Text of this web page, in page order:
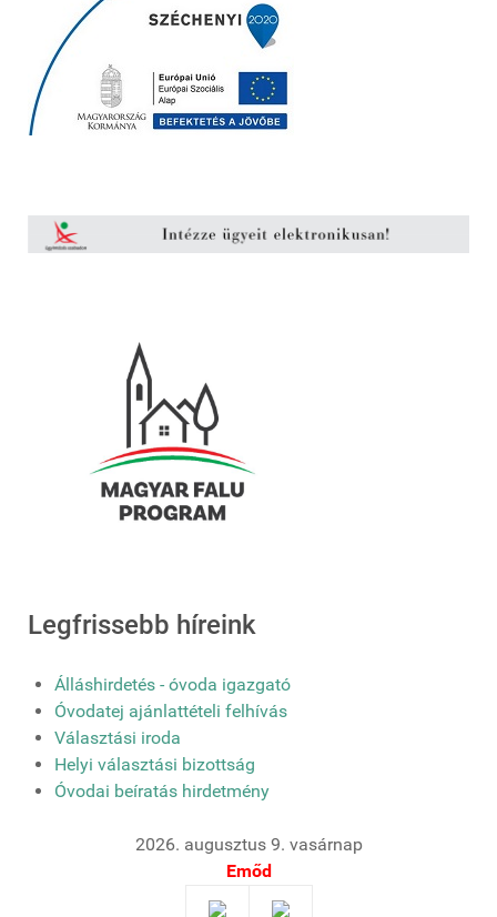
Legfrissebb híreink
Álláshirdetés - óvoda igazgató
Óvodatej ajánlattételi felhívás
Választási iroda
Helyi választási bizottság
Óvodai beíratás hirdetmény
2026. augusztus 9. vasárnap
Emőd